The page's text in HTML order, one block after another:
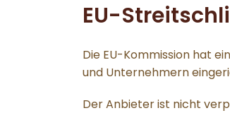
EU-
Die EU-Kommission hat
und Unternehmern
Der Anbieter ist nicht